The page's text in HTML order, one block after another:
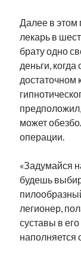
русскоязычное
т.х. ильвес танк
эстония
Михаил Стальнухин:
Отзывы и
Далее в этом
лекарь в
брату одно
деньги,
достаточном
предположил,
может
операции.
«Задумайся
будешь
легионер,
суставы в
наполняется